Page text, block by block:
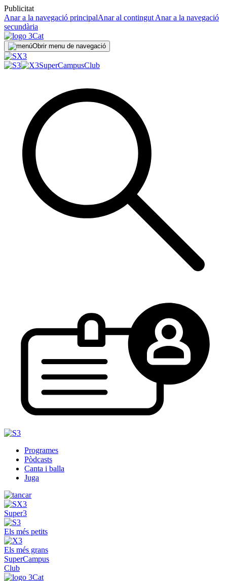
Publicitat
Anar a la navegació principalAnar al contingut Anar a la navegació
secundària
Obrir menu de navegació
SuperCampusClub
Programes
Pòdcasts
Canta i balla
Juga
Super3
Els més petits
Els més grans
SuperCampus
Club